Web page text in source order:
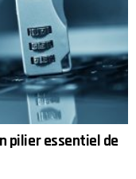
pilier essentiel de